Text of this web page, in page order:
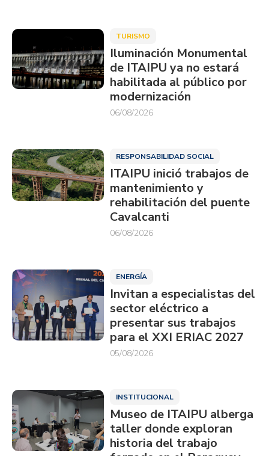
TURISMO
Iluminación Monumental
de ITAIPU ya no estará
habilitada al público por
modernización
06/08/2026
RESPONSABILIDAD SOCIAL
ITAIPU inició trabajos de
mantenimiento y
rehabilitación del puente
Cavalcanti
06/08/2026
ENERGÍA
Invitan a especialistas del
sector eléctrico a
presentar sus trabajos
para el XXI ERIAC 2027
05/08/2026
INSTITUCIONAL
Museo de ITAIPU alberga
taller donde exploran
historia del trabajo